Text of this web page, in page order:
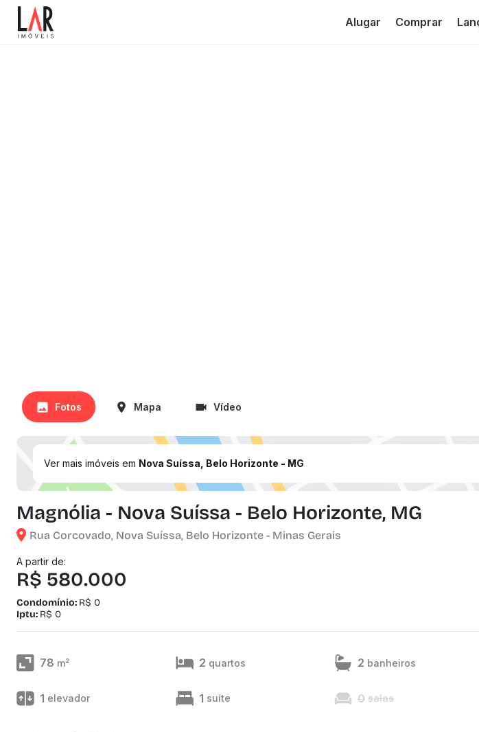
Alugar Comprar
Fotos Mapa Vídeo
Ver mais imóveis em Nova Suíssa, Belo Horizonte - MG
Magnólia - Nova Suíssa - Belo Horizonte, MG
Rua Corcovado, Nova Suíssa, Belo Horizonte - Minas Gerais
A partir de:
R$ 580.000
Condomínio: R$ 0
Iptu: R$ 0
78 m² 2 quartos 2 banheiros
1 elevador 1 suíte 0 salas